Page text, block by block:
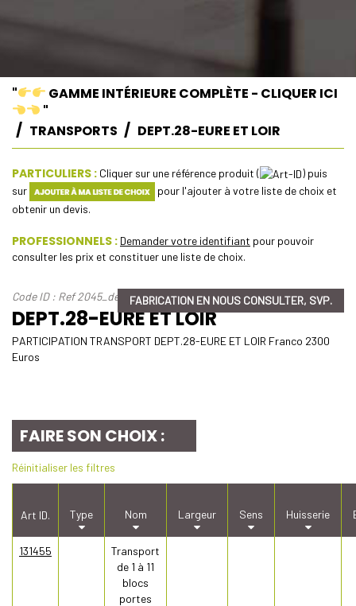
"
GAMME INTÉRIEURE COMPLÈTE - CLIQUER ICI
"
TRANSPORTS
DEPT.28-EURE ET LOIR
PARTICULIERS : Cliquer sur une référence produit (
) puis
sur
pour l'ajouter à votre liste de choix et
obtenir un devis.
PROFESSIONNELS : Demander votre identifiant pour pouvoir
consulter les prix et constituer une liste de choix.
Code ID : Ref 2045_dept-28-eure-et-loir
DEPT.28-EURE ET LOIR
FABRICATION EN NOUS CONSULTER, SVP.
PARTICIPATION TRANSPORT DEPT.28-EURE ET LOIR Franco 2300
Euros
FAIRE SON CHOIX :
Réinitialiser les filtres
Art ID. Type Nom Largeur Sens Huisserie
131455
Transport
de 1 à 11
blocs
portes